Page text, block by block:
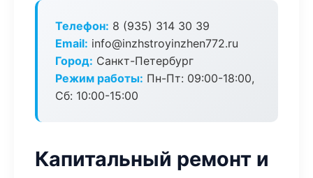
Телефон: 8 (935) 314 30 39
Email: info@inzhstroyinzhen772.ru
Город: Санкт-Петербург
Режим работы: Пн-Пт: 09:00-18:00,
Сб: 10:00-15:00
Капитальный ремонт и